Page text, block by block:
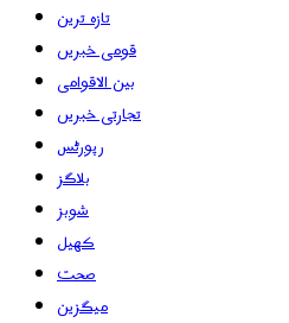
تازہ ترین
قومی خبریں
بین الاقوامی
تجارتی خبریں
رپورٹس
بلاگز
شوبز
کھیل
صحت
میگزین